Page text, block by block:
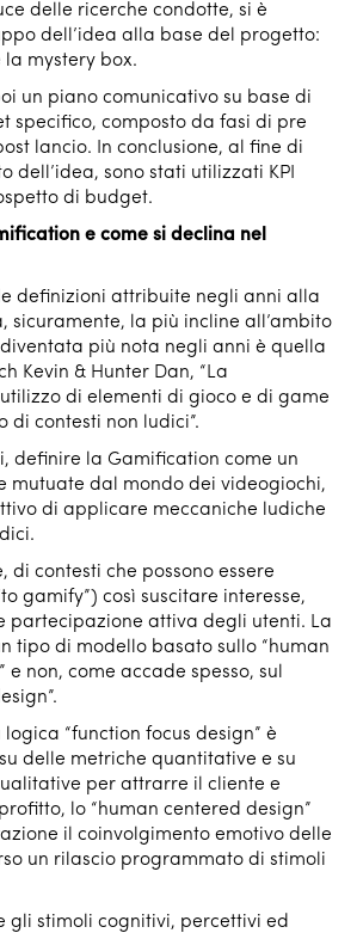
delle ricerche condotte, si è
dell’idea alla base del progetto:
la mystery box.
un piano comunicativo su base di
specifico, composto da fasi di pre
lancio. In conclusione, al fine di
dell’idea, sono stati utilizzati KPI
di budget.
e come si declina nel
definizioni attribuite negli anni alla
sicuramente, la più incline all’ambito
più nota negli anni è quella
Kevin & Hunter Dan, “La
di elementi di gioco e di game
di contesti non ludici”.
definire la Gamification come un
mutuate dal mondo dei videogiochi,
di applicare meccaniche ludiche
di contesti che possono essere
gamify”) così suscitare interesse,
partecipazione attiva degli utenti. La
tipo di modello basato sullo “human
e non, come accade spesso, sul
“function focus design” è
delle metriche quantitative e su
per attrarre il cliente e
lo “human centered design”
il coinvolgimento emotivo delle
un rilascio programmato di stimoli
gli stimoli cognitivi, percettivi ed